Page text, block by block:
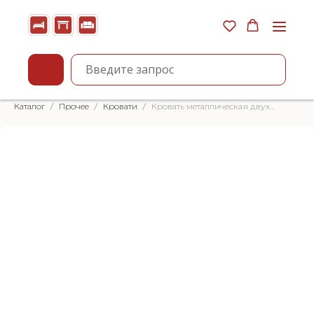
Каталог Прочее Кровати Кровать металлическая двухъярусная (тип 1)